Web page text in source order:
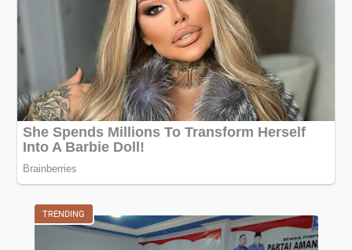
TRENDING